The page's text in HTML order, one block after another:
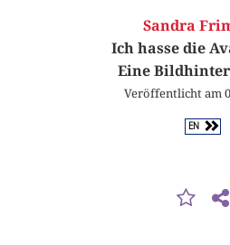
Sandra
Ich hasse die
Eine
Veröffentlicht am
EN